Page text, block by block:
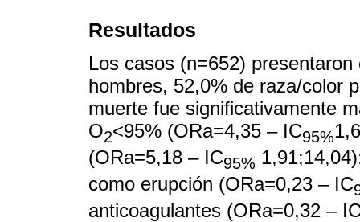
Resultados
Los casos (n=652)
hombres, 52,0% de raza/color
muerte fue significativamente
O2<95% (ORa=4,35 – IC95%
(ORa=5,18 – IC95%
como erupción (ORa=0,23 – IC
anticoagulantes (ORa=0,32 –